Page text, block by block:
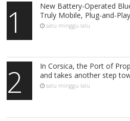
1
New Battery-Operated
Truly Mobile, Plug-and-
satu minggu lalu
2
In Corsica, the Port of
and takes another step
satu minggu lalu